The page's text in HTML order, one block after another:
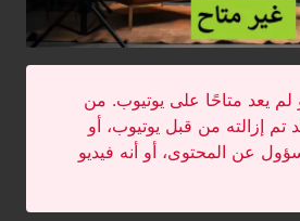
لم يعد متاحًا على يوتيوب. من
إزالته من قبل يوتيوب، أو
عن المحتوى، أو أنه فيديو